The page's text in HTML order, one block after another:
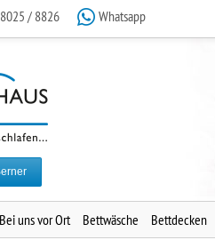
/ 8826 Whatsapp
Bei uns vor Ort Bettwäsche Bettdecken